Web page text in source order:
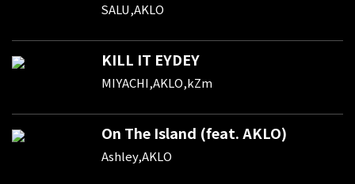
SALU,AKLO
KILL IT EYDEY
MIYACHI,AKLO,kZm
On The Island (feat. AKLO)
Ashley,AKLO